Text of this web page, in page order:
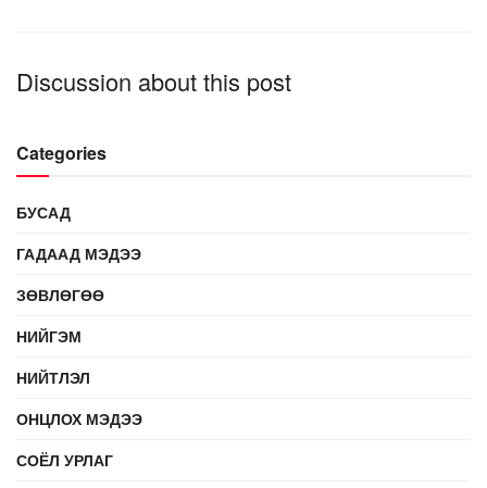
Discussion about this post
Categories
БУСАД
ГАДААД МЭДЭЭ
ЗӨВЛӨГӨӨ
НИЙГЭМ
НИЙТЛЭЛ
ОНЦЛОХ МЭДЭЭ
СОЁЛ УРЛАГ